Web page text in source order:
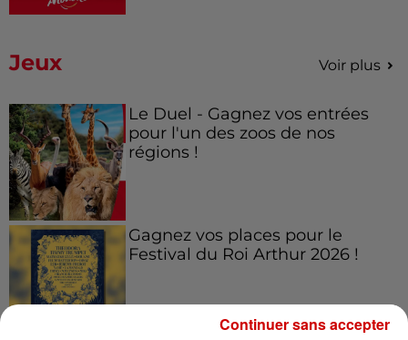
Jeux Voir plus
Le Duel - Gagnez vos entrées
pour l'un des zoos de nos
régions !
Gagnez vos places pour le
Festival du Roi Arthur 2026 !
Continuer sans accepter